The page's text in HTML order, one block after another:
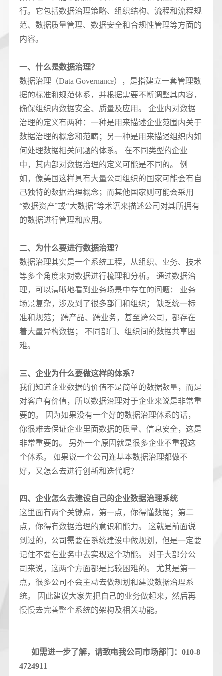
行。它包括数据治理策略、组织结构、流程和流程规
范、数据质量管理、数据安全和合规性管理等方面的
内容。
一、什么是数据治理？
数据治理（Data Governance），是指建立一套管理数
据的标准和规范体系，并根据需要不断调整其内容，
确保组织内数据安全、质量及应用。 企业内对数据
治理的定义有两种：一种是用来描述企业范围内关于
数据治理的概念和范畴；另一种是用来描述组织内如
何处理数据相关问题的体系。 在不同类型的企业
中，其内部对数据治理的定义可能是不同的。 例
如，像美国这样具有大量公司组织的国家可能会有自
己独特的数据治理概念；而其他国家则可能会采用
“数据资产”或“大数据”等术语来描述公司对其所拥有
的数据进行管理和应用。
二、为什么要进行数据治理？
数据治理其实是一个系统工程，从组织、业务、技术
等多个角度来对数据进行梳理和分析。 通过数据治
理，可以清晰地看到业务场景中存在的问题： 业务
场景复杂，涉及到了很多部门和组织； 缺乏统一标
准和规范； 跨产品、跨业务，甚至跨公司，都存在
着大量异构数据； 不同部门、组织间的数据共享困
难。
三、企业为什么要做这样的体系？
我们知道企业数据的价值不是简单的数据数量，而是
对客户有价值，所以数据治理对于企业来说是非常重
要的。 因为如果没有一个好的数据治理体系的话，
你很难去保证企业里面数据的质量、信息安全，这是
非常重要的。 另外一个原因就是很多企业不重视这
个体系。 如果说一个公司连基本数据治理都做不
好，又怎么去进行创新和迭代呢？
四、企业怎么去建设自己的企业数据治理系统
这里面有两个关键点，第一点，你得懂数据；第二
点，你得有数据治理的意识和能力。 这就是前面说
到过的，公司需要在系统建设中做规划，但是一定要
记住不要在业务中去实现这个功能。 对于大部分公
司来说，这两个方面都是比较困难的。 尤其是第一
点，很多公司不会主动去做规划和建设数据治理系
统。 因此建议大家先把自己的业务做起来，然后再
慢慢去完善整个系统的架构及相关功能。
如需进一步了解，请致电我公司市场部门：010-8
4724911